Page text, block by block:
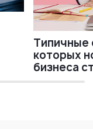
Типичные
которых
бизнеса